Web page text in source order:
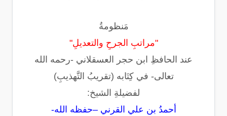
مَنظومةُ
"مراتبِ الجرحِ والتعديلِ"
عند الحافظِ ابن حجر العسقلاني -رحمه الله
تعالى- في كِتَابه (تقريبُ التَّهذيبِ)
لفضيلةِ الشيخ:
أحمدُ بن علي القرني –حفظه الله-